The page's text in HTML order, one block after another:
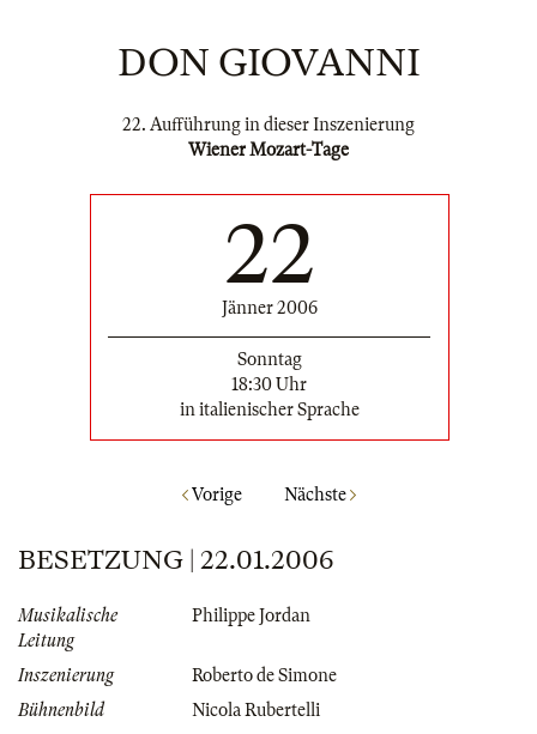
DON GIOVANNI
22. Aufführung in dieser Inszenierung
Wiener Mozart-Tage
22
Jänner 2006
Sonntag
18:30 Uhr
in italienischer Sprache
Vorige Nächste
BESETZUNG | 22.01.2006
Musikalische
Leitung
Philippe Jordan
Inszenierung
Roberto de Simone
Bühnenbild
Nicola Rubertelli